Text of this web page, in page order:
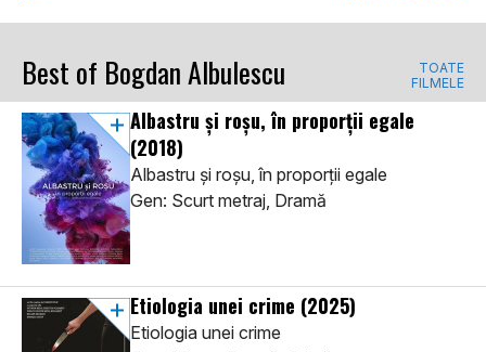
Best of Bogdan Albulescu
TOATE
FILMELE
Albastru şi roşu, în proporţii egale
(2018)
Albastru şi roşu, în proporţii egale
Gen: Scurt metraj, Dramă
Etiologia unei crime (2025)
Etiologia unei crime